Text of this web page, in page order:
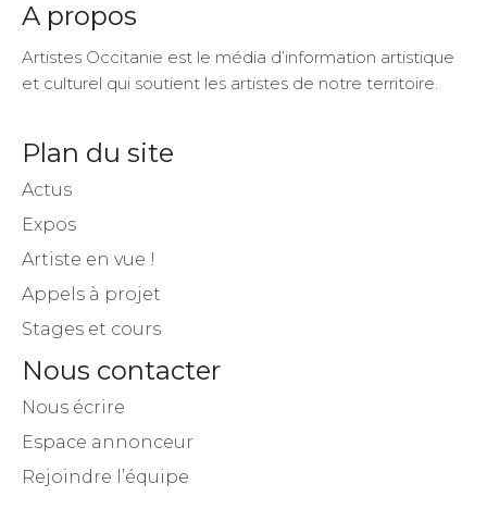
A propos
Artistes Occitanie est le média d’information artistique
et culturel qui soutient les artistes de notre territoire.
Plan du site
Actus
Expos
Artiste en vue !
Appels à projet
Stages et cours
Nous contacter
Nous écrire
Espace annonceur
Rejoindre l’équipe